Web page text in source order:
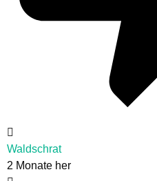
Waldschrat
2 Monate her